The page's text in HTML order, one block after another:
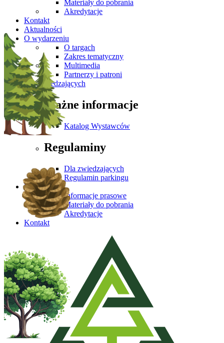
Materiały do pobrania
Akredytacje
Kontakt
Aktualności
O wydarzeniu
O targach
Zakres tematyczny
Multimedia
Partnerzy i patroni
Dla Zwiedzających
Ważne informacje
Katalog Wystawców
Regulaminy
Dla zwiedzających
Regulamin parkingu
Media
Informacje prasowe
Materiały do pobrania
Akredytacje
Kontakt